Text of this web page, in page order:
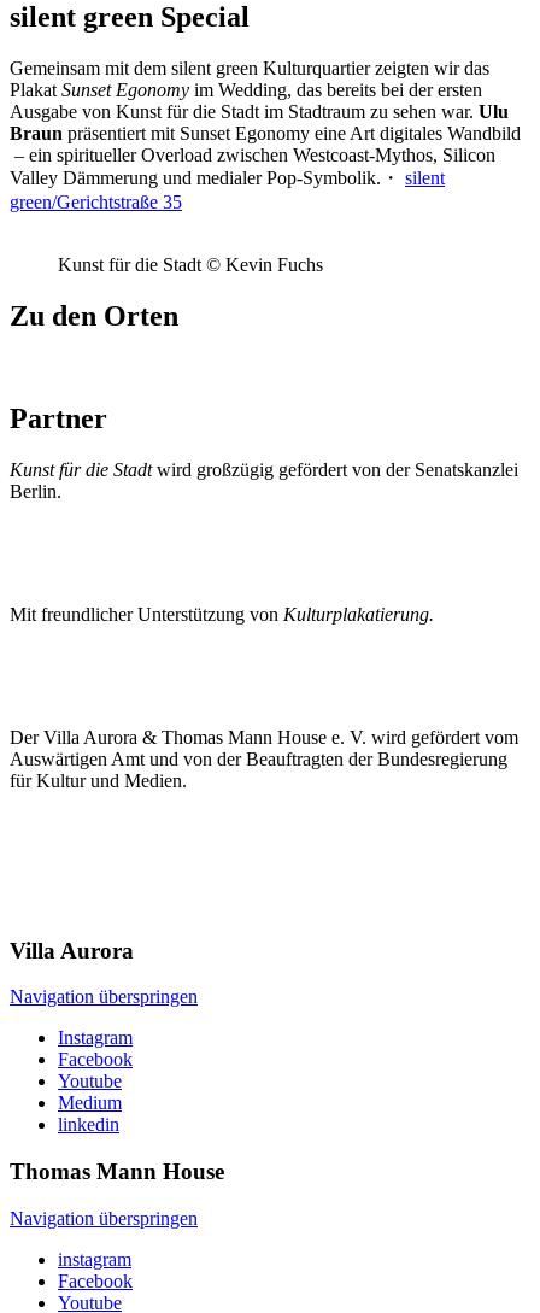
silent green Special
Gemeinsam mit dem silent green Kulturquartier zeigten wir das
Plakat Sunset Egonomy im Wedding, das bereits bei der ersten
Ausgabe von Kunst für die Stadt im Stadtraum zu sehen war. Ulu
Braun präsentiert mit Sunset Egonomy eine Art digitales Wandbild
– ein spiritueller Overload zwischen Westcoast-Mythos, Silicon
Valley Dämmerung und medialer Pop-Symbolik.・ silent
green/Gerichtstraße 35
Kunst für die Stadt © Kevin Fuchs
Zu den Orten
Partner
Kunst für die Stadtwird großzügig gefördert von der Senatskanzlei
Berlin.
Mit freundlicher Unterstützung von Kulturplakatierung.
Der Villa Aurora & Thomas Mann House e. V. wird gefördert vom
Auswärtigen Amt und von der Beauftragten der Bundesregierung
für Kultur und Medien.
Villa Aurora
Navigation überspringen
Instagram
Facebook
Youtube
Medium
linkedin
Thomas Mann House
Navigation überspringen
instagram
Facebook
Youtube